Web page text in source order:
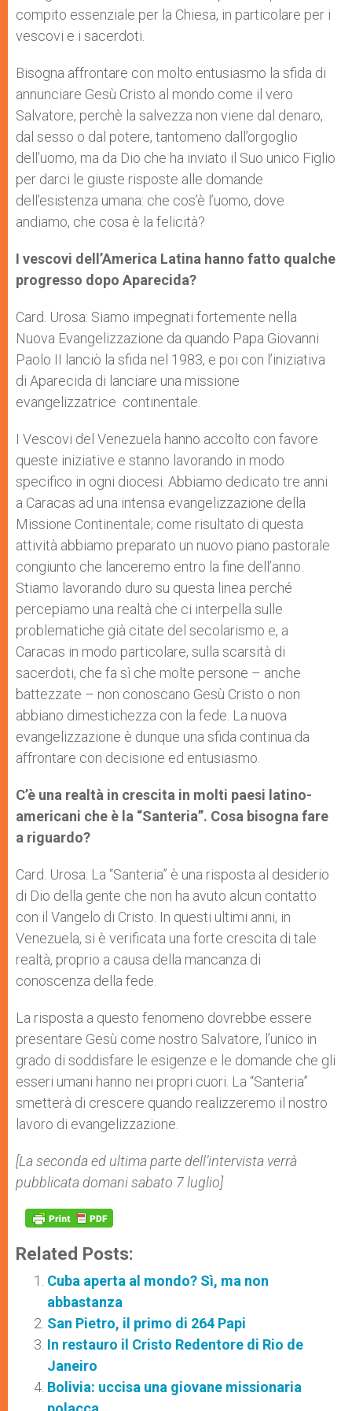
compito essenziale per la Chiesa, in particolare per i
vescovi e i sacerdoti.
Bisogna affrontare con molto entusiasmo la sfida di
annunciare Gesù Cristo al mondo come il vero
Salvatore, perchè la salvezza non viene dal denaro,
dal sesso o dal potere, tantomeno dall’orgoglio
dell’uomo, ma da Dio che ha inviato il Suo unico Figlio
per darci le giuste risposte alle domande
dell’esistenza umana: che cos’è l’uomo, dove
andiamo, che cosa è la felicità?
I vescovi dell’America Latina hanno fatto qualche
progresso dopo Aparecida?
Card. Urosa: Siamo impegnati fortemente nella
Nuova Evangelizzazione da quando Papa Giovanni
Paolo II lanciò la sfida nel 1983, e poi con l’iniziativa
di Aparecida di lanciare una missione
evangelizzatrice continentale.
I Vescovi del Venezuela hanno accolto con favore
queste iniziative e stanno lavorando in modo
specifico in ogni diocesi. Abbiamo dedicato tre anni
a Caracas ad una intensa evangelizzazione della
Missione Continentale; come risultato di questa
attività abbiamo preparato un nuovo piano pastorale
congiunto che lanceremo entro la fine dell’anno.
Stiamo lavorando duro su questa linea perché
percepiamo una realtà che ci interpella sulle
problematiche già citate del secolarismo e, a
Caracas in modo particolare, sulla scarsità di
sacerdoti, che fa sì che molte persone – anche
battezzate – non conoscano Gesù Cristo o non
abbiano dimestichezza con la fede. La nuova
evangelizzazione è dunque una sfida continua da
affrontare con decisione ed entusiasmo.
C’è una realtà in crescita in molti paesi latino-
americani che è la “Santeria”. Cosa bisogna fare
a riguardo?
Card. Urosa: La “Santeria” è una risposta al desiderio
di Dio della gente che non ha avuto alcun contatto
con il Vangelo di Cristo. In questi ultimi anni, in
Venezuela, si è verificata una forte crescita di tale
realtà, proprio a causa della mancanza di
conoscenza della fede.
La risposta a questo fenomeno dovrebbe essere
presentare Gesù come nostro Salvatore, l’unico in
grado di soddisfare le esigenze e le domande che gli
esseri umani hanno nei propri cuori. La “Santeria”
smetterà di crescere quando realizzeremo il nostro
lavoro di evangelizzazione.
[La seconda ed ultima parte dell’intervista verrà
pubblicata domani sabato 7 luglio]
Related Posts:
Cuba aperta al mondo? Sì, ma non
abbastanza
San Pietro, il primo di 264 Papi
In restauro il Cristo Redentore di Rio de
Janeiro
Bolivia: uccisa una giovane missionaria